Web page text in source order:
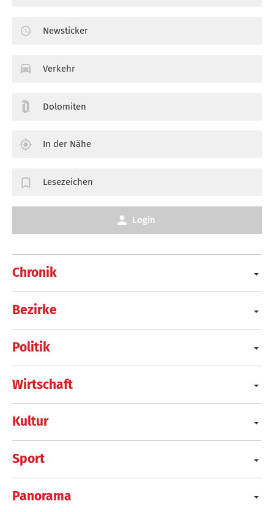
Chronik
Bezirke
Politik
Wirtschaft
Kultur
Sport
Panorama
Newsticker
Verkehr
Dolomiten
In der Nähe
Lesezeichen
Login